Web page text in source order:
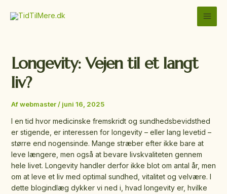
Longevity: Vejen til et langt
liv?
Afwebmaster / juni 16, 2025
I en tid hvor medicinske fremskridt og sundhedsbevidsthed
er stigende, er interessen for longevity – eller lang levetid –
større end nogensinde. Mange stræber efter ikke bare at
leve længere, men også at bevare livskvaliteten gennem
hele livet. Longevity handler derfor ikke blot om antal år, men
om at leve et liv med optimal sundhed, vitalitet og velvære. I
dette blogindlæg dykker vi ned i, hvad longevity er, hvilke